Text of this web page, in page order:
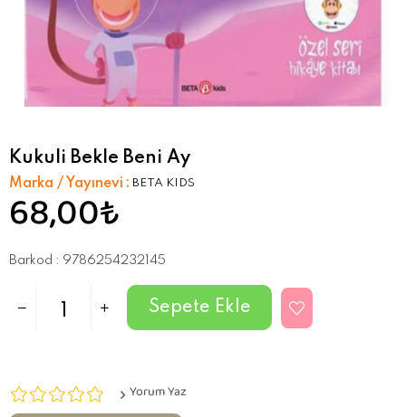
Kukuli Bekle Beni Ay
Marka / Yayınevi : BETA KIDS
68,00₺
Barkod : 9786254232145
Yorum Yaz